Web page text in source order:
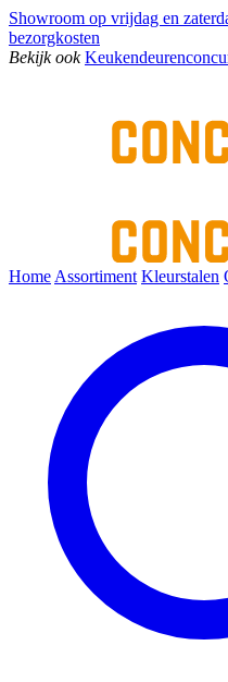
Showroom op vrijdag en
bezorgkosten
Bekijk ook
Home Assortiment Kleurstalen